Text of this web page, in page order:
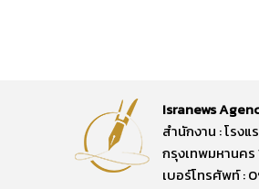
Isranews
สำนักงาน : โรง
กรุงเทพมหานค
เบอร์โทรศัพท์ :